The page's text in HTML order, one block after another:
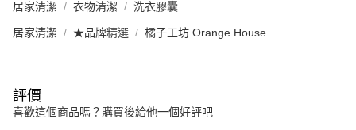
居家清潔 衣物清潔 洗衣膠囊
居家清潔 ★品牌精選 橘子工坊 Orange House
評價
喜歡這個商品嗎？購買後給他一個好評吧